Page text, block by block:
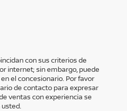
con sus criterios de
internet; sin embargo, puede
el concesionario. Por favor
de contacto para expresar
ventas con experiencia se